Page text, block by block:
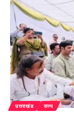
उत्तराखंड राज्य